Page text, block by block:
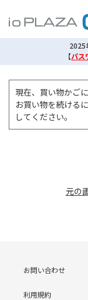
2025
【パス
現在、買い物かご
お買い物を続ける
してください。
元の
お問い合わせ
利用規約